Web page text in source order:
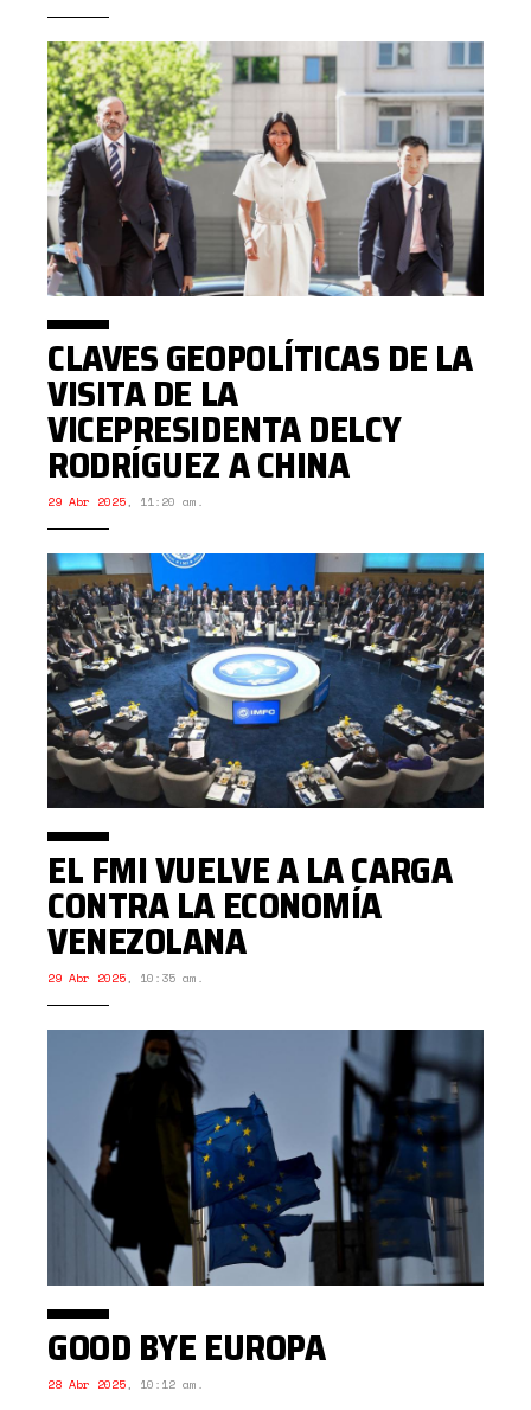
CLAVES GEOPOLÍTICAS DE LA
VISITA DE LA
VICEPRESIDENTA DELCY
RODRÍGUEZ A CHINA
29 Abr 2025, 11:20 am.
EL FMI VUELVE A LA CARGA
CONTRA LA ECONOMÍA
VENEZOLANA
29 Abr 2025, 10:35 am.
GOOD BYE EUROPA
28 Abr 2025, 10:12 am.